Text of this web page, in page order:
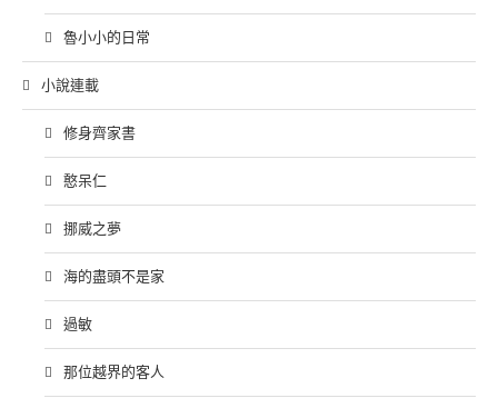
魯小小的日常
小說連載
修身齊家書
憨呆仁
挪威之夢
海的盡頭不是家
過敏
那位越界的客人